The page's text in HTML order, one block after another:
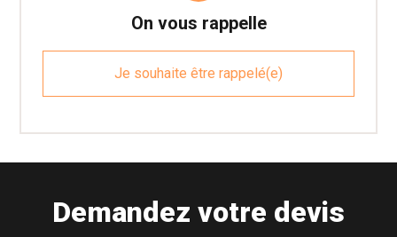
On vous rappelle
Je souhaite être rappelé(e)
Demandez votre devis